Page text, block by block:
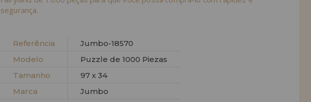
segurança.
Referência
Jumbo-18570
Modelo
Puzzle de 1000 Piezas
Tamanho
97 x 34
Marca
Jumbo